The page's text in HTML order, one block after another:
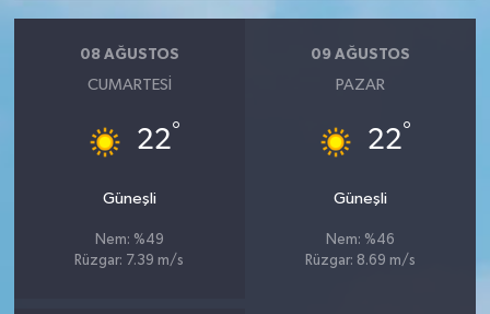
08 AĞUSTOS
CUMARTESI
22°
Güneşli
Nem: %49
Rüzgar: 7.39 m/s
09 AĞUSTOS
PAZAR
22°
Güneşli
Nem: %46
Rüzgar: 8.69 m/s